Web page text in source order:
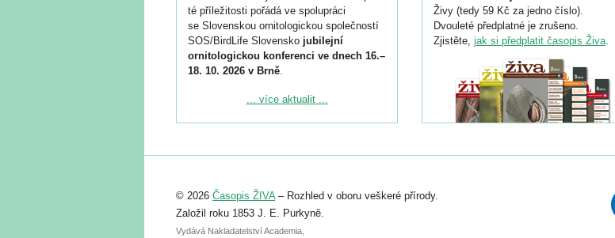
té příležitosti pořádá ve spolupráci
se Slovenskou ornitologickou společností
SOS/BirdLife Slovensko jubilejní
ornitologickou konferenci ve dnech 16.–
18. 10. 2026 v Brně.
Podrobnější informace ke konferenci
Registrovat se můžete do 6. září.
abstraktu přihlášené přednášky nebo
posteru je už 30. června.
... více aktualit ...
Živy (tedy 59 Kč za jedno číslo).
Dvouleté předplatné je zrušeno.
Zjistěte, jak si předplatit časopis Živa.
© 2026 Časopis ŽIVA– Rozhled v oboru veškeré přírody.
Založil roku 1853 J. E. Purkyně.
Vydává Nakladatelství Academia,